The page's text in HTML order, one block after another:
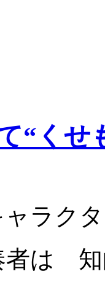
“くせ
ラク
者は